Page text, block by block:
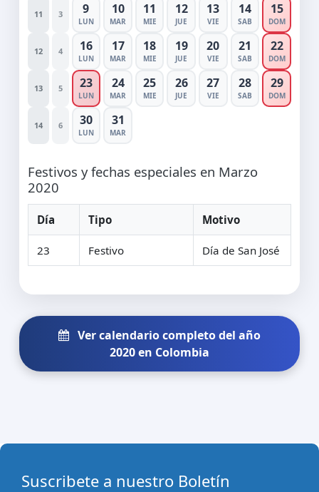
11 3 9
LUN
10
MAR
11
MIE
12
JUE
13
VIE
14
SAB
15
DOM
12 4 16
LUN
17
MAR
18
MIE
19
JUE
20
VIE
21
SAB
22
DOM
13 5 23
LUN
24
MAR
25
MIE
26
JUE
27
VIE
28
SAB
29
DOM
14 6 30
LUN
31
MAR
Festivos y fechas especiales en Marzo
2020
Día Tipo Motivo
23 Festivo Día de San José
Ver calendario completo del año
2020 en Colombia
Suscribete a nuestro Boletín